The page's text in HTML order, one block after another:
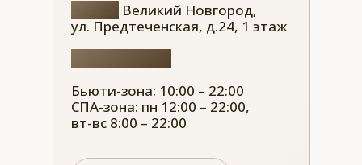
Великий Новгород,
ул. Предтеченская, д.24, 1 этаж
Бьюти-зона: 10:00 – 22:00
СПА-зона: пн 12:00 – 22:00,
вт-вс 8:00 – 22:00